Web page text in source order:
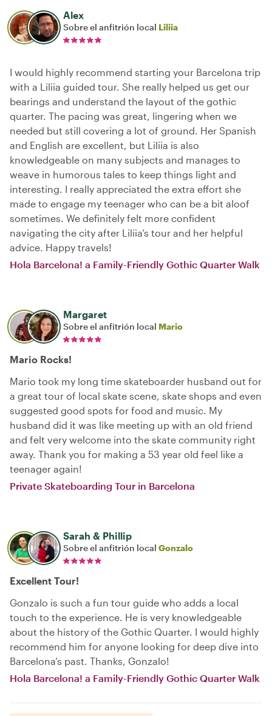
Alex
Sobre el anfitrión local Liliia
I would highly recommend starting your Barcelona trip
with a Liliia guided tour. She really helped us get our
bearings and understand the layout of the gothic
quarter. The pacing was great, lingering when we
needed but still covering a lot of ground. Her Spanish
and English are excellent, but Liliia is also
knowledgeable on many subjects and manages to
weave in humorous tales to keep things light and
interesting. I really appreciated the extra effort she
made to engage my teenager who can be a bit aloof
sometimes. We definitely felt more confident
navigating the city after Liliia’s tour and her helpful
advice. Happy travels!
Hola Barcelona! a Family-Friendly Gothic Quarter Walk
Margaret
Sobre el anfitrión local Mario
Mario Rocks!
Mario took my long time skateboarder husband out for
a great tour of local skate scene, skate shops and even
suggested good spots for food and music. My
husband did it was like meeting up with an old friend
and felt very welcome into the skate community right
away. Thank you for making a 53 year old feel like a
teenager again!
Private Skateboarding Tour in Barcelona
Sarah & Phillip
Sobre el anfitrión local Gonzalo
Excellent Tour!
Gonzalo is such a fun tour guide who adds a local
touch to the experience. He is very knowledgeable
about the history of the Gothic Quarter. I would highly
recommend him for anyone looking for deep dive into
Barcelona’s past. Thanks, Gonzalo!
Hola Barcelona! a Family-Friendly Gothic Quarter Walk